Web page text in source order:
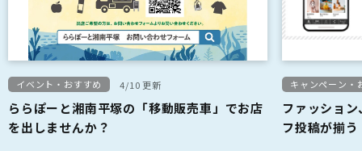
イベント・おすすめ 4/10 更新
ららぽーと湘南平塚の「移動販売車」でお店
を出しませんか？
キャンペーン・
ファッショ
フ投稿が揃